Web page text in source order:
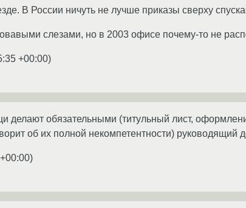
В России ничуть не лучше приказы сверху
слезами, но в 2003 офисе почему-то не
+00:00)
делают обязательными (титульный лист,
об их полной некомпетентности) руководящий
)